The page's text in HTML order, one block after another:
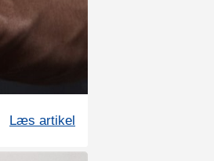
Læs artikel